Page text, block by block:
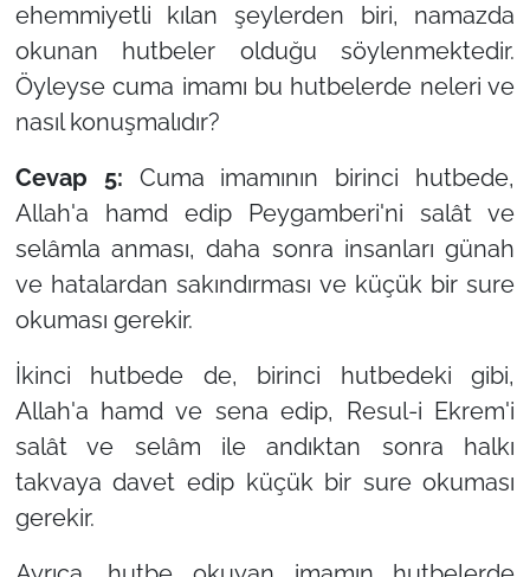
ehemmiyetli kılan şeylerden biri, namazda
okunan hutbeler olduğu söylenmektedir.
Öyleyse cuma imamı bu hutbelerde neleri ve
nasıl konuşmalıdır?
Cevap 5: Cuma imamının birinci hutbede,
Allah'a hamd edip Peygamberi'ni salât ve
selâmla anması, daha sonra insanları günah
ve hatalardan sakındırması ve küçük bir sure
okuması gerekir.
İkinci hutbede de, birinci hutbedeki gibi,
Allah'a hamd ve sena edip, Resul-i Ekrem'i
salât ve selâm ile andıktan sonra halkı
takvaya davet edip küçük bir sure okuması
gerekir.